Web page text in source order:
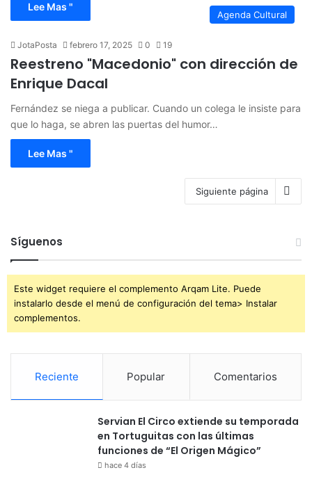
Lee Mas "
Agenda Cultural
JotaPosta febrero 17, 2025 0 19
Reestreno "Macedonio" con dirección de
Enrique Dacal
Fernández se niega a publicar. Cuando un colega le insiste para
que lo haga, se abren las puertas del humor…
Lee Mas "
Siguiente página
Síguenos
Este widget requiere el complemento Arqam Lite. Puede
instalarlo desde el menú de configuración del tema> Instalar
complementos.
Reciente Popular Comentarios
Servian El Circo extiende su temporada
en Tortuguitas con las últimas
funciones de “El Origen Mágico”
hace 4 días